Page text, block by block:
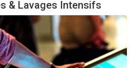
& Lavages Intensifs